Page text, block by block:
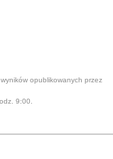
opublikowanych przez
9:00.